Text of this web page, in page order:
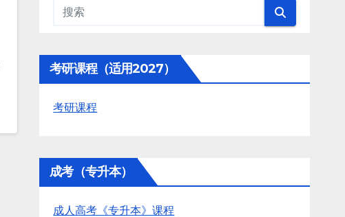
考研课程（适用2027）
考研课程
成考（专升本）
成人高考《专升本》课程